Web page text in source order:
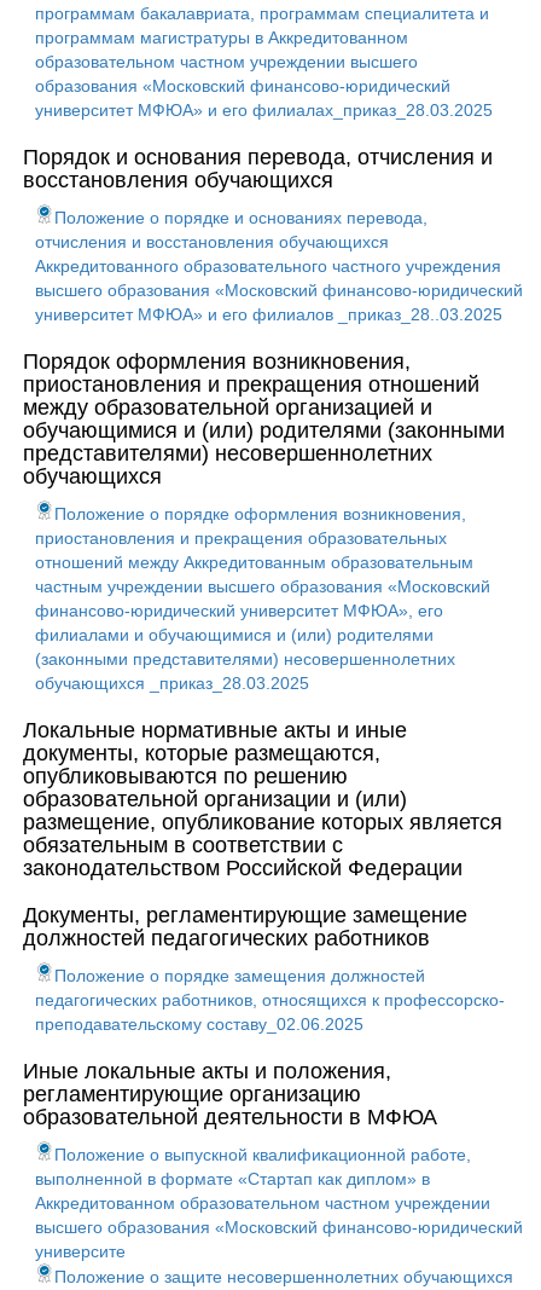
программам бакалавриата, программам специалитета и
программам магистратуры в Аккредитованном
образовательном частном учреждении высшего
образования «Московский финансово-юридический
университет МФЮА» и его филиалах_приказ_28.03.2025
Порядок и основания перевода, отчисления и
восстановления обучающихся
Положение о порядке и основаниях перевода,
отчисления и восстановления обучающихся
Аккредитованного образовательного частного учреждения
высшего образования «Московский финансово-юридический
университет МФЮА» и его филиалов _приказ_28..03.2025
Порядок оформления возникновения,
приостановления и прекращения отношений
между образовательной организацией и
обучающимися и (или) родителями (законными
представителями) несовершеннолетних
обучающихся
Положение о порядке оформления возникновения,
приостановления и прекращения образовательных
отношений между Аккредитованным образовательным
частным учреждении высшего образования «Московский
финансово-юридический университет МФЮА», его
филиалами и обучающимися и (или) родителями
(законными представителями) несовершеннолетних
обучающихся _приказ_28.03.2025
Локальные нормативные акты и иные
документы, которые размещаются,
опубликовываются по решению
образовательной организации и (или)
размещение, опубликование которых является
обязательным в соответствии с
законодательством Российской Федерации
Документы, регламентирующие замещение
должностей педагогических работников
Положение о порядке замещения должностей
педагогических работников, относящихся к профессорско-
преподавательскому составу_02.06.2025
Иные локальные акты и положения,
регламентирующие организацию
образовательной деятельности в МФЮА
Положение о выпускной квалификационной работе,
выполненной в формате «Стартап как диплом» в
Аккредитованном образовательном частном учреждении
высшего образования «Московский финансово-юридический
университе
Положение о защите несовершеннолетних обучающихся